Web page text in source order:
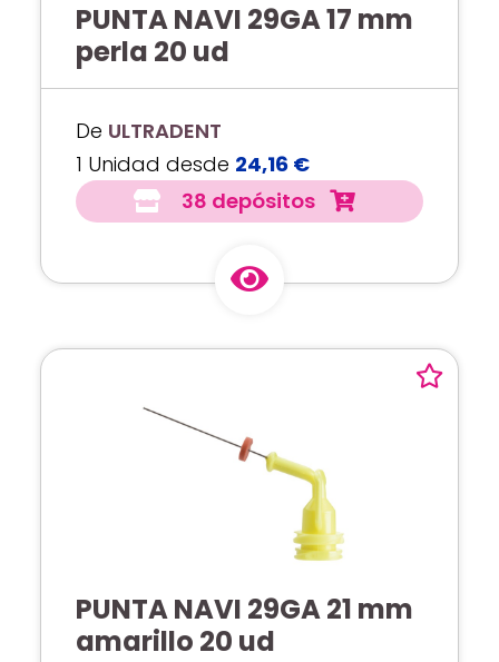
PUNTA NAVI 29GA 17 mm
perla 20 ud
De ULTRADENT
1 Unidad desde 24,16 €
38 depósitos
PUNTA NAVI 29GA 21 mm
amarillo 20 ud